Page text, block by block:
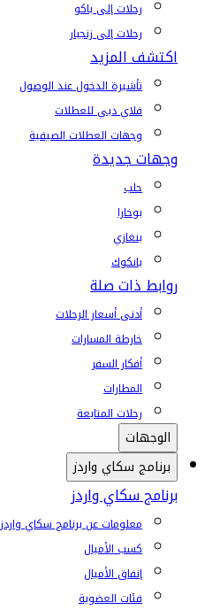
رحلات إلى باكو
رحلات إلى زنجبار
اكتشف المزيد
تأشيرة الدخول عند الوصول
فلاي دبي للعطلات
وجهات العطلات الصيفية
وجهات جديدة
حلب
بوخارا
بنغازي
بانكوك
روابط ذات صلة
أدنى أسعار الرحلات
خارطة المسارات
أفكار السفر
المطارات
رحلات المتابعة
الوجهات
برنامج سكاي واردز
برنامج سكاي واردز
معلومات عن برنامج سكاي واردز
كسب الأميال
إنفاق الأميال
فئات العضوية